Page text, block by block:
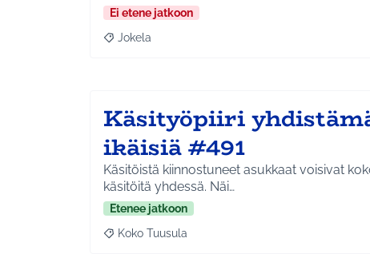
Ei etene jatkoon
Rajaa tulokset aihepiirin mukaan: Jokela
Jokela
Käsityöpiiri
ikäisiä #491
Käsitöistä kiinnostuneet asukkaat voisivat
käsitöitä yhdessä. Näi…
Etenee jatkoon
Rajaa tulokset aihepiirin mukaan: Koko Tuusula
Koko Tuusula